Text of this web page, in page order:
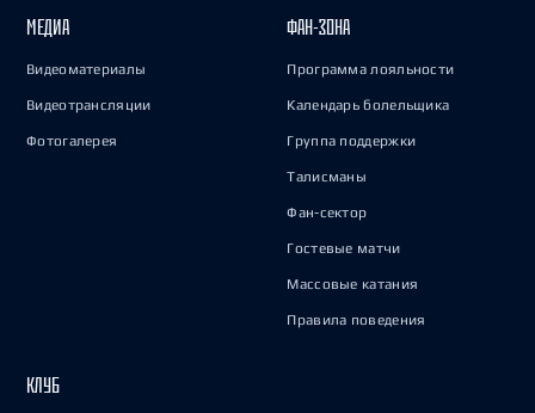
МЕДИА
Видеоматериалы
Видеотрансляции
Фотогалерея
ФАН-ЗОНА
Программа лояльности
Календарь болельщика
Группа поддержки
Талисманы
Фан-сектор
Гостевые матчи
Массовые катания
Правила поведения
КЛУБ